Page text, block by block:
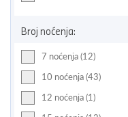
Broj noćenja:
7 noćenja (12)
10 noćenja (43)
12 noćenja (1)